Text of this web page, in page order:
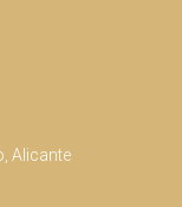
Alicante